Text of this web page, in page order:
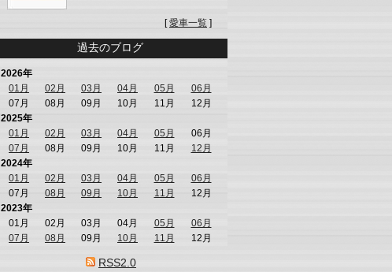
[愛車一覧 ]
過去のブログ
2026年
01月
02月 03月 04月 05月
06月
07月
08月 09月 10月 11月
12月
2025年
01月
02月 03月 04月 05月
06月
07月
08月 09月 10月 11月
12月
2024年
01月
02月 03月 04月 05月
06月
07月
08月 09月 10月 11月
12月
2023年
01月
02月 03月 04月 05月
06月
07月
08月 09月 10月 11月 12月
RSS2.0